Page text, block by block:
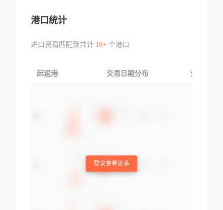
港口统计
进口贸易匹配到共计 10+个港口
起运港 交易日期分布 交易产品
登录查看更多